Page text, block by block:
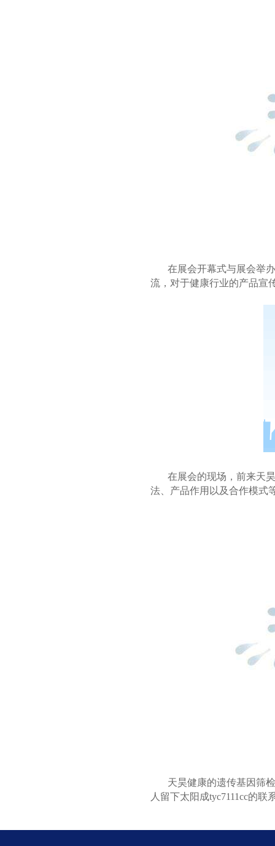
在展会开幕式与展会举
流，对于健康行业的产品宣
在展会的现场，前来天
法、产品作用以及合作模式
天昊健康的遗传基因筛
人留下太阳成tyc7111cc的